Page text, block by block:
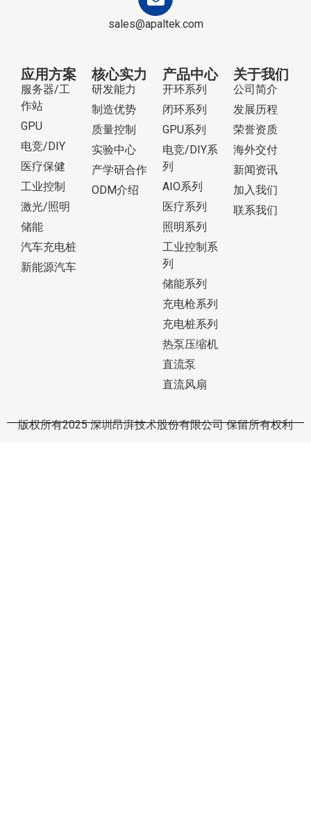
sales@apaltek.com
应用方案
服务器/工
作站
GPU
电竞/DIY
医疗保健
工业控制
激光/照明
储能
汽车充电桩
新能源汽车
核心实力
研发能力
制造优势
质量控制
实验中心
产学研合作
ODM介绍
产品中心
开环系列
闭环系列
GPU系列
电竞/DIY系
列
AIO系列
医疗系列
照明系列
工业控制系
列
储能系列
充电枪系列
充电桩系列
热泵压缩机
直流泵
直流风扇
关于我们
公司简介
发展历程
荣誉资质
海外交付
新闻资讯
加入我们
联系我们
版权所有2025 深圳昂湃技术股份有限公司 保留所有权利